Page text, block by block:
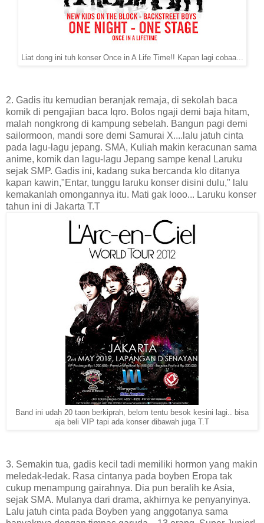
Liat dong ini tuh konser Once in A Life Time!! Kapan lagi cobaa...
2. Gadis itu kemudian beranjak remaja, di sekolah baca
komik di pengajian baca Iqro. Bolos ngaji demi baja hitam,
malah nongkrong di kampung sebelah. Bangun pagi demi
sailormoon, mandi sore demi Samurai X....lalu jatuh cinta
pada lagu-lagu jepang. SMA, Kuliah makin keracunan sama
anime, komik dan lagu-lagu Jepang sampe kenal Laruku
sejak SMP. Gadis ini, kadang suka bercanda klo ditanya
kapan kawin,"Entar, tunggu laruku konser disini dulu," lalu
kemakanlah omongannya itu. Mati gak looo... Laruku konser
tahun ini di Jakarta T.T
Band ini udah 20 taon berkiprah, belom tentu besok kesini lagi.. bisa
aja beli VIP tapi ada konser dibawah juga T.T
3. Semakin tua, gadis kecil tadi memiliki hormon yang makin
meledak-ledak. Rasa cintanya pada boyben Eropa tak
cukup menampung gairahnya. Dia pun beralih ke Asia,
sejak SMA. Mulanya dari drama, akhirnya ke penyanyinya.
Lalu jatuh cinta pada Boyben yang anggotanya sama